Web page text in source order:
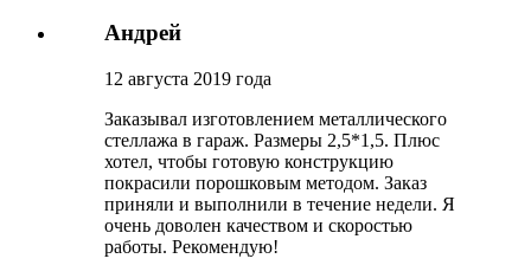
Андрей
12 августа 2019 года
Заказывал изготовлением металлического
стеллажа в гараж. Размеры 2,5*1,5. Плюс
хотел, чтобы готовую конструкцию
покрасили порошковым методом. Заказ
приняли и выполнили в течение недели. Я
очень доволен качеством и скоростью
работы. Рекомендую!